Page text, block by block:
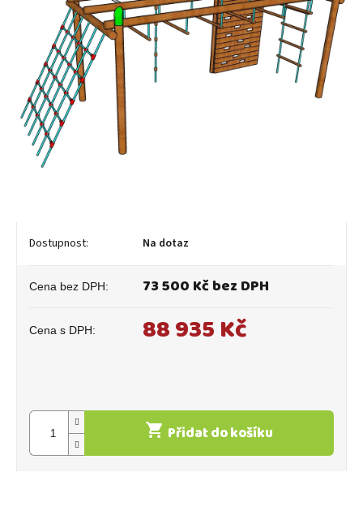
hvězdiček.
88 935 Kč
73 500 Kč bez DPH
Na dotaz
Přidat do košíku